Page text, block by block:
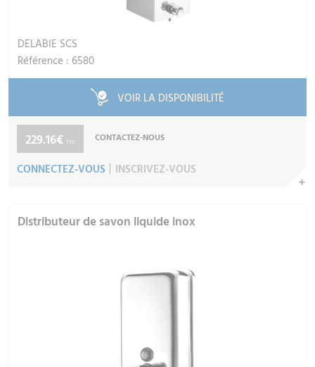
DELABIE SCS
Référence : 6580
VOIR LA DISPONIBILITÉ
229.16€ TTC CONTACTEZ-NOUS
CONNECTEZ-VOUS INSCRIVEZ-VOUS
Distributeur de savon liquide inox